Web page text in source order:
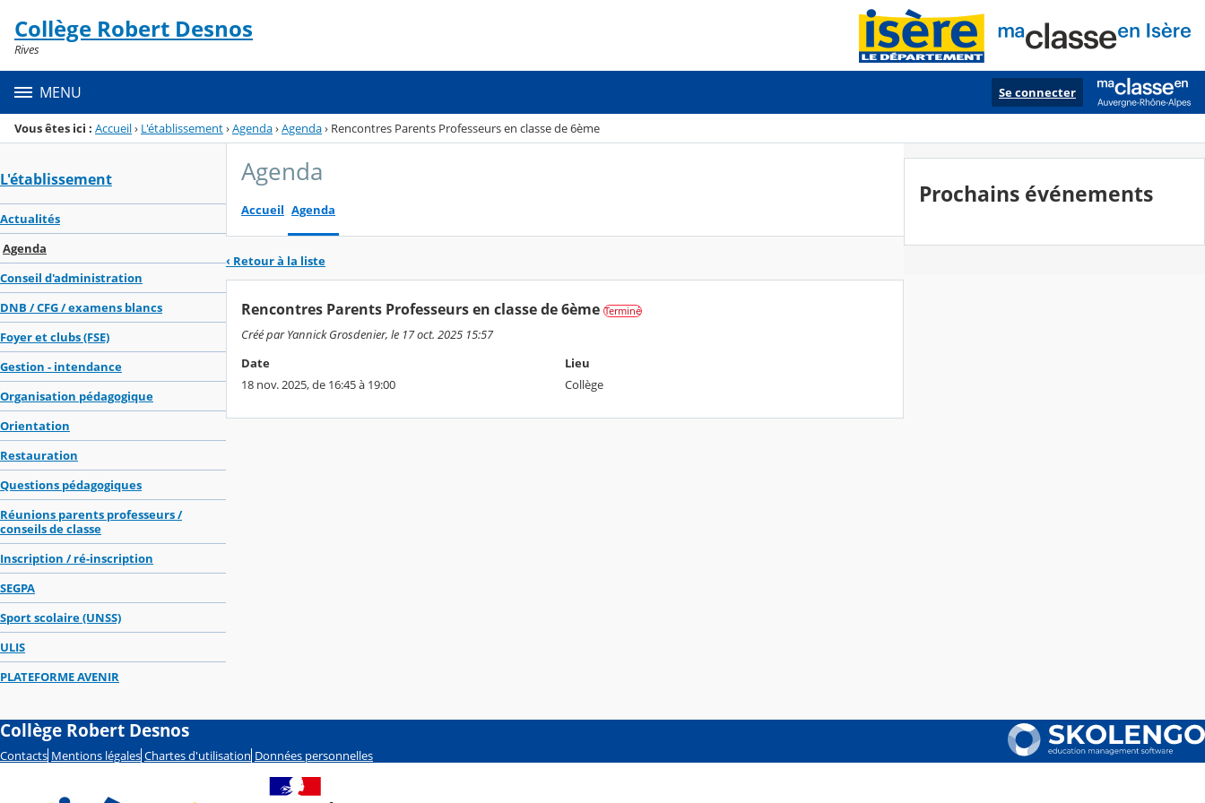
Menu de la rubrique
Contenu
Collège Robert Desnos
Rives
MENU Se connecter
Vous êtes ici : Accueil› L'établissement›Agenda›Agenda› Rencontres Parents Professeurs en classe de 6ème
L'établissement
Actualités
Agenda
Conseil d'administration
DNB / CFG / examens blancs
Foyer et clubs (FSE)
Gestion - intendance
Organisation pédagogique
Orientation
Restauration
Questions pédagogiques
Réunions parents professeurs /
conseils de classe
Inscription / ré-inscription
SEGPA
Sport scolaire (UNSS)
ULIS
PLATEFORME AVENIR
Agenda
Accueil Agenda
‹ Retour à la liste
Rencontres Parents Professeurs en classe de 6ème Terminé
Créé par Yannick Grosdenier, le 17 oct. 2025 15:57
Date
18 nov. 2025, de 16:45 à 19:00
Lieu
Collège
Prochains événements
Collège Robert Desnos
Contacts Mentions légales Chartes d'utilisation Données personnelles